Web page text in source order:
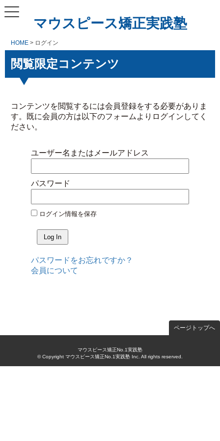
マウスピース矯正実践塾
HOME > ログイン
閲覧限定コンテンツ
コンテンツを閲覧するには会員登録をする必要がありま
す。既に会員の方は以下のフォームよりログインしてく
ださい。
ユーザー名またはメールアドレス
パスワード
ログイン情報を保存
パスワードをお忘れですか？
会員について
ページトップへ
マウスピース矯正No.1実践塾
© Copyright マウスピース矯正No.1実践塾 Inc. All rights reserved.